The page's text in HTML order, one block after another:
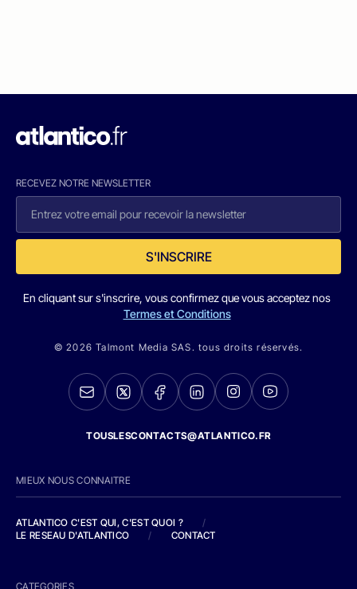
RECEVEZ NOTRE NEWSLETTER
S'INSCRIRE
En cliquant sur s'inscrire, vous confirmez que vous acceptez nos
Termes et Conditions
© 2026 Talmont Media SAS. tous droits réservés.
TOUSLESCONTACTS@ATLANTICO.FR
MIEUX NOUS CONNAITRE
ATLANTICO C'EST QUI, C'EST QUOI ?
/
LE RESEAU D'ATLANTICO
/ CONTACT
CATEGORIES